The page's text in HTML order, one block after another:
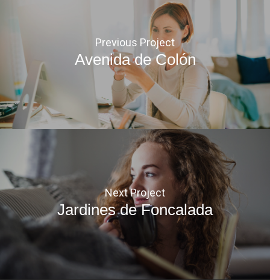
Previous Project
Avenida de Colón
Next Project
Jardines de Foncalada